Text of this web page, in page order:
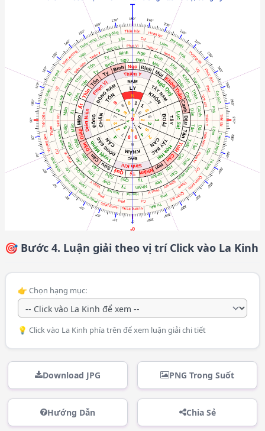
🎯 Bước 4. Luận giải theo vị trí Click vào La Kinh
👉 Chọn hạng mục:
💡 Click vào La Kinh phía trên để xem luận giải chi tiết
Download JPG PNG Trong Suốt
Hướng Dẫn Chia Sẻ